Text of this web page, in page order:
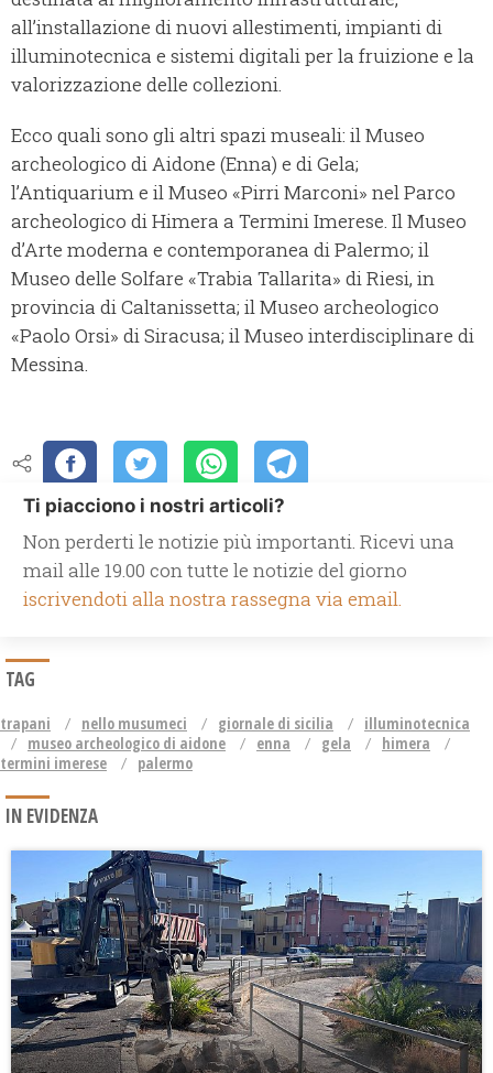
all’installazione di nuovi allestimenti, impianti di
illuminotecnica e sistemi digitali per la fruizione e la
valorizzazione delle collezioni.
Ecco quali sono gli altri spazi museali: il Museo
archeologico di Aidone (Enna) e di Gela;
l’Antiquarium e il Museo «Pirri Marconi» nel Parco
archeologico di Himera a Termini Imerese. Il Museo
d’Arte moderna e contemporanea di Palermo; il
Museo delle Solfare «Trabia Tallarita» di Riesi, in
provincia di Caltanissetta; il Museo archeologico
«Paolo Orsi» di Siracusa; il Museo interdisciplinare di
Messina.
Ti piacciono i nostri articoli?
Non perderti le notizie più importanti. Ricevi una
mail alle 19.00 con tutte le notizie del giorno
iscrivendoti alla nostra rassegna via email.
TAG
trapani nello musumeci giornale di sicilia
illuminotecnica
museo archeologico di aidone
enna gela
himera
termini imerese
palermo
IN EVIDENZA